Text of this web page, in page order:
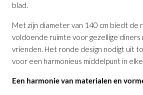
blad.
Met zijn diameter van 140 cm biedt de
voldoende ruimte voor gezellige diners
vrienden. Het ronde design nodigt uit
voor een harmonieus middelpunt in
Een harmonie van materialen en
Eettafel Nice Ø140 cmis
aan je winkelmandje